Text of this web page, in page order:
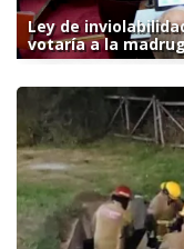
Ley de
votaría a la